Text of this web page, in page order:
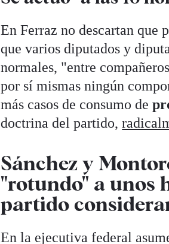
En Ferraz no descartan que
que varios diputados y
normales, "entre
por sí mismas ningún
más casos de consumo de
doctrina del partido,
Sánchez y
"rotundo" a unos
partido
En la ejecutiva federal